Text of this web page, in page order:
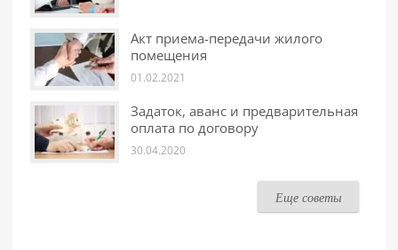
Акт приема-передачи жилого
помещения
01.02.2021
Задаток, аванс и предварительная
оплата по договору
30.04.2020
Еще советы